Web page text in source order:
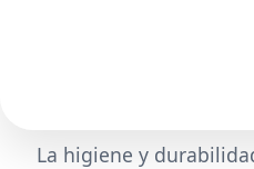
La higiene y